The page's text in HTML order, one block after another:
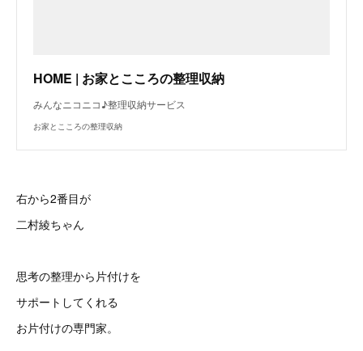
HOME | お家とこころの整理収納
​みんなニコニコ♪整理収納サービス
お家とこころの整理収納
右から2番目が
二村綾ちゃん
思考の整理から片付けを
サポートしてくれる
お片付けの専門家。